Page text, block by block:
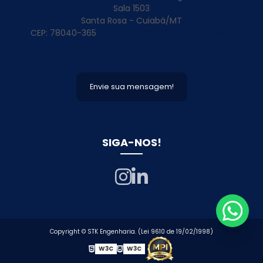
Projeto De Estrutura Metálica
Projeto De Estrutura Metalica Para Galpao
Projeto De Galpão De Alvenaria
Projeto De Galpão Para Atacadistas
Projeto De Silo Horizontal
Sala 1503
Santa Rosa - Cuiabá/MT
CEP: 78040-365
Envie sua mensagem!
SIGA-NOS!
Copyright © STK Engenharia. (Lei 9610 de 19/02/1998)
W3C
W3C